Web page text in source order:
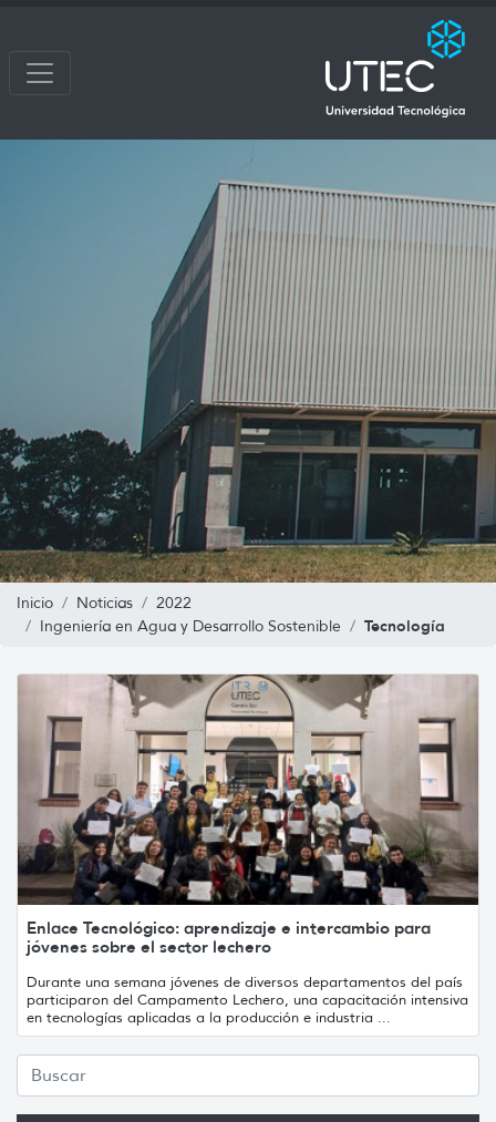
Inicio Noticias
2022
Ingeniería en Agua y Desarrollo Sostenible
Tecnología
Enlace Tecnológico: aprendizaje e intercambio para
jóvenes sobre el sector lechero
Durante una semana jóvenes de diversos departamentos del país
participaron del Campamento Lechero, una capacitación intensiva
en tecnologías aplicadas a la producción e industria ...